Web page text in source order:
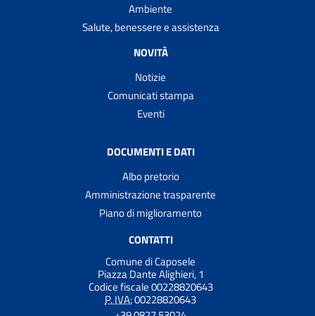
Ambiente
Salute, benessere e assistenza
NOVITÀ
Notizie
Comunicati stampa
Eventi
DOCUMENTI E DATI
Albo pretorio
Amministrazione trasparente
Piano di miglioramento
CONTATTI
Comune di Caposele
Piazza Dante Alighieri, 1
Codice fiscale 00228820643
P. IVA:00228820643